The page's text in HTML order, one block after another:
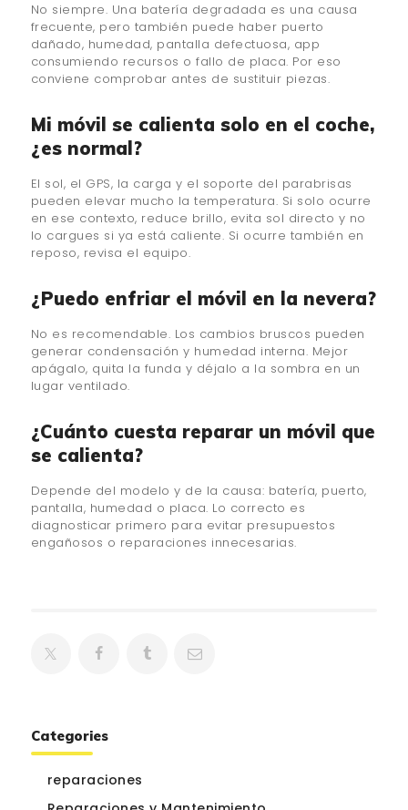
No siempre. Una batería degradada es una causa
frecuente, pero también puede haber puerto
dañado, humedad, pantalla defectuosa, app
consumiendo recursos o fallo de placa. Por eso
conviene comprobar antes de sustituir piezas.
Mi móvil se calienta solo en el coche,
¿es normal?
El sol, el GPS, la carga y el soporte del parabrisas
pueden elevar mucho la temperatura. Si solo ocurre
en ese contexto, reduce brillo, evita sol directo y no
lo cargues si ya está caliente. Si ocurre también en
reposo, revisa el equipo.
¿Puedo enfriar el móvil en la nevera?
No es recomendable. Los cambios bruscos pueden
generar condensación y humedad interna. Mejor
apágalo, quita la funda y déjalo a la sombra en un
lugar ventilado.
¿Cuánto cuesta reparar un móvil que
se calienta?
Depende del modelo y de la causa: batería, puerto,
pantalla, humedad o placa. Lo correcto es
diagnosticar primero para evitar presupuestos
engañosos o reparaciones innecesarias.
Categories
reparaciones